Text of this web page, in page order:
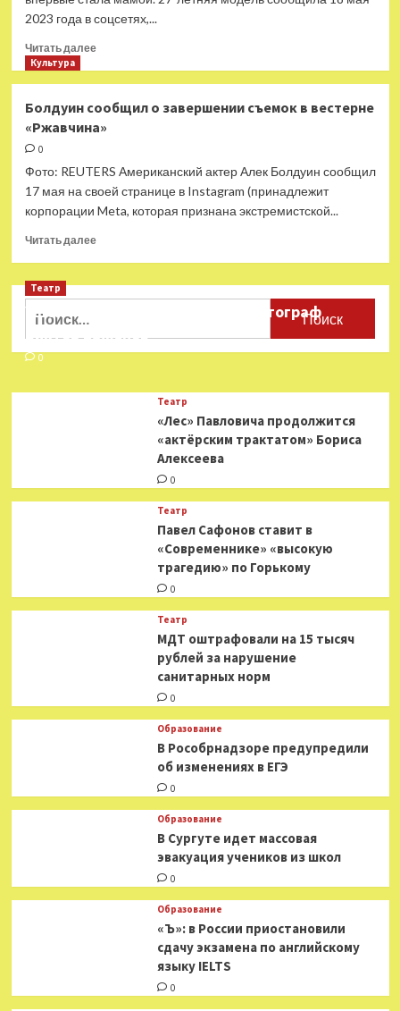
2023 года в соцсетях,...
Читать далееПрочитать
Болдуин
родила
Холланд
Культура
Болдуин сообщил о завершении съемок в вестерне
«Ржавчина»
0
Фото: REUTERS Американский актер Алек Болдуин сообщил
17 мая на своей странице в Instagram (принадлежит
корпорации Meta, которая признана экстремистской...
Читать далееПрочитать
Болдуин
завершении
съемок
вестерне
Найти:
Театр
Ушёл из жизни театральный фотограф
Виктор Баженов
0
Театр
«Лес» Павловича продолжится
«актёрским трактатом» Бориса
Алексеева
0
Театр
Павел Сафонов ставит в
«Современнике» «высокую
трагедию» по Горькому
0
Театр
МДТ оштрафовали на 15 тысяч
рублей за нарушение
санитарных норм
0
Образование
В Рособрнадзоре предупредили
об изменениях в ЕГЭ
0
Образование
В Сургуте идет массовая
эвакуация учеников из школ
0
Образование
«Ъ»: в России приостановили
сдачу экзамена по английскому
языку IELTS
0